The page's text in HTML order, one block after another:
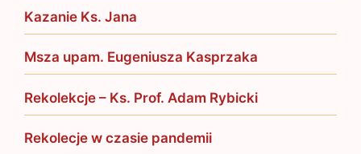
Kazanie Ks. Jana
Msza upam. Eugeniusza Kasprzaka
Rekolekcje – Ks. Prof. Adam Rybicki
Rekolecje w czasie pandemii